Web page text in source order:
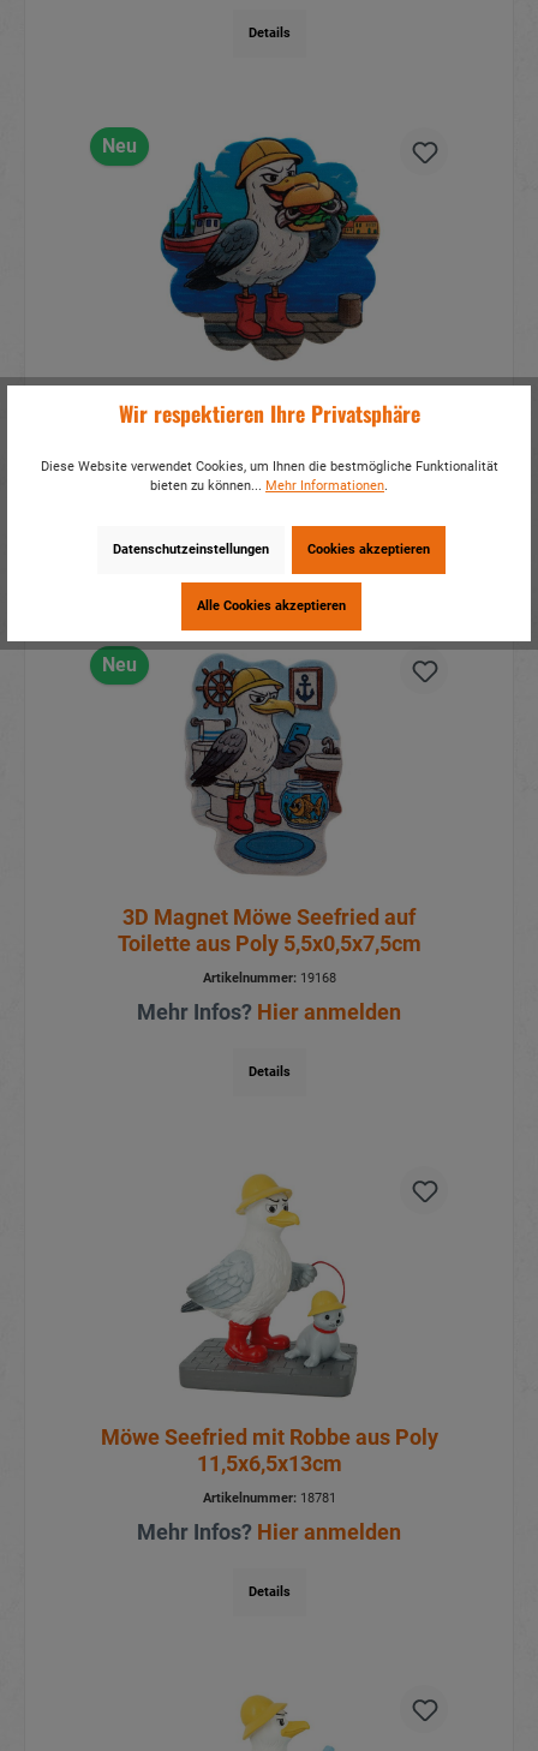
Details
Neu
Brötchen aus Poly Ø6,5x0,5cm
Artikelnummer: 19169
Mehr Infos?Hier anmelden
Details
Neu
3D Magnet Möwe Seefried auf
Toilette aus Poly 5,5x0,5x7,5cm
Artikelnummer:19168
Mehr Infos? Hier anmelden
Details
Möwe Seefried mit Robbe aus Poly
11,5x6,5x13cm
Artikelnummer:18781
Mehr Infos? Hier anmelden
Details
Wir respektieren Ihre Privatsphäre
Diese Website verwendet Cookies, um Ihnen die bestmögliche Funktionalität
bieten zu können... Mehr Informationen.
Datenschutzeinstellungen Cookies akzeptieren
Alle Cookies akzeptieren